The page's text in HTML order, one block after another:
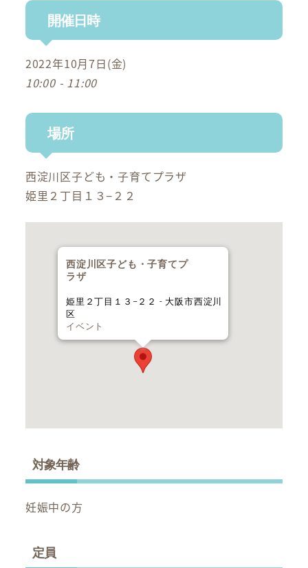
開催日時
2022年10月7日(金)
10:00 - 11:00
場所
西淀川区子ども・子育てプラザ
姫里２丁目１３−２２
西淀川区子ども・子育てプ
ラザ
姫里２丁目１３−２２ - 大阪市西淀川
区
イベント
対象年齢
妊娠中の方
定員